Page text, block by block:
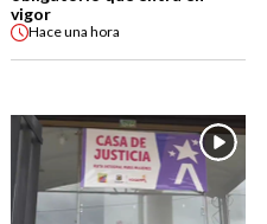
vigor
Haceuna hora